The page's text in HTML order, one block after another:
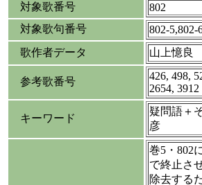
対象歌番号
802
対象歌句番号
802-5,802-
歌作者データ
山上憶良
参考歌番号
426, 498,
2654, 3912
キーワード
疑問語＋
彦
巻5・802
で終止さ
除去する